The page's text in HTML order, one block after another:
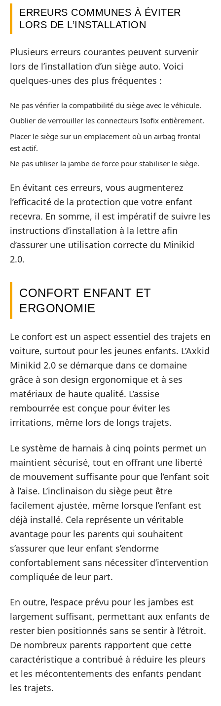
ERREURS COMMUNES À ÉVITER
LORS DE L’INSTALLATION
Plusieurs erreurs courantes peuvent survenir
lors de l’installation d’un siège auto. Voici
quelques-unes des plus fréquentes :
Ne pas vérifier la compatibilité du siège avec le véhicule.
Oublier de verrouiller les connecteurs Isofix entièrement.
Placer le siège sur un emplacement où un airbag frontal
est actif.
Ne pas utiliser la jambe de force pour stabiliser le siège.
En évitant ces erreurs, vous augmenterez
l’efficacité de la protection que votre enfant
recevra. En somme, il est impératif de suivre les
instructions d’installation à la lettre afin
d’assurer une utilisation correcte du Minikid
2.0.
CONFORT ENFANT ET
ERGONOMIE
Le confort est un aspect essentiel des trajets en
voiture, surtout pour les jeunes enfants. L’Axkid
Minikid 2.0 se démarque dans ce domaine
grâce à son design ergonomique et à ses
matériaux de haute qualité. L’assise
rembourrée est conçue pour éviter les
irritations, même lors de longs trajets.
Le système de harnais à cinq points permet un
maintient sécurisé, tout en offrant une liberté
de mouvement suffisante pour que l’enfant soit
à l’aise. L’inclinaison du siège peut être
facilement ajustée, même lorsque l’enfant est
déjà installé. Cela représente un véritable
avantage pour les parents qui souhaitent
s’assurer que leur enfant s’endorme
confortablement sans nécessiter d’intervention
compliquée de leur part.
En outre, l’espace prévu pour les jambes est
largement suffisant, permettant aux enfants de
rester bien positionnés sans se sentir à l’étroit.
De nombreux parents rapportent que cette
caractéristique a contribué à réduire les pleurs
et les mécontentements des enfants pendant
les trajets.